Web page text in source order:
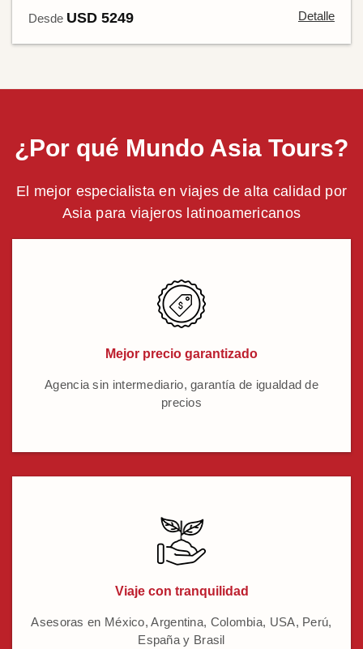
Desde USD 5249 Detalle
¿Por qué Mundo Asia Tours?
El mejor especialista en viajes de alta calidad por
Asia para viajeros latinoamericanos
Mejor precio garantizado
Agencia sin intermediario, garantía de igualdad de
precios
Viaje con tranquilidad
Asesoras en México, Argentina, Colombia, USA, Perú,
España y Brasil